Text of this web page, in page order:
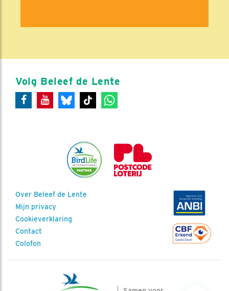
Volg Beleef de Lente
Over Beleef de Lente
Mijn privacy
Cookieverklaring
Contact
Colofon